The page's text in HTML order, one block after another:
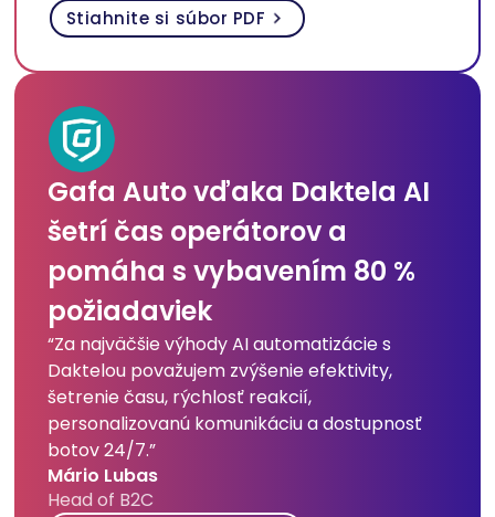
Stiahnite si súbor PDF
Gafa Auto vďaka Daktela AI
šetrí čas operátorov a
pomáha s vybavením 80 %
požiadaviek
“Za najväčšie výhody AI automatizácie s
Daktelou považujem zvýšenie efektivity,
šetrenie času, rýchlosť reakcií,
personalizovanú komunikáciu a dostupnosť
botov 24/7.”
Mário Lubas
Head of B2C